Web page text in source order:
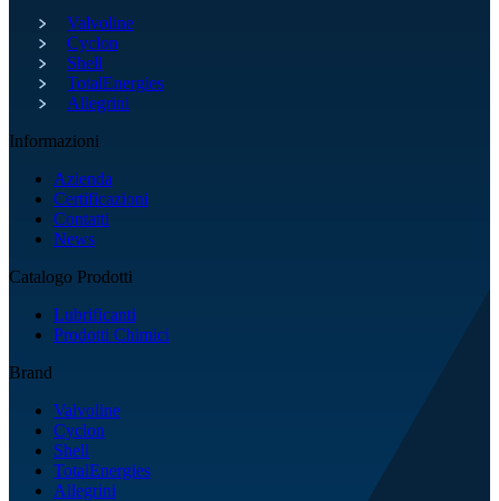
Valvoline
Cyclon
Shell
TotalEnergies
Allegrini
Informazioni
Azienda
Certificazioni
Contatti
News
Catalogo Prodotti
Lubrificanti
Prodotti Chimici
Brand
Valvoline
Cyclon
Shell
TotalEnergies
Allegrini